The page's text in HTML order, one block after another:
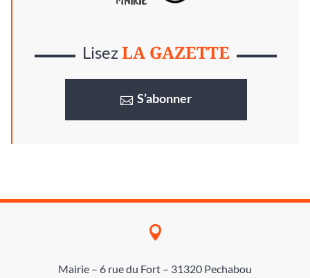
LisezLA GAZETTE
S’abonner

Mairie – 6 rue du Fort – 31320 Pechabou